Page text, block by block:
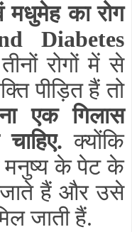
मधुमेह का रोग
Diabetes
रोगों में से
पीड़ित हैं तो
एक गिलास
क्योंकि
मनुष्य के पेट के
जाते हैं और उसे
जाती हैं.